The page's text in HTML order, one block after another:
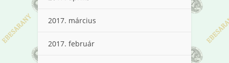
2017. március
2017. február